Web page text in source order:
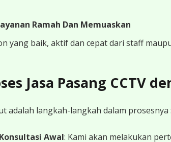
Ramah Dan Memuaskan
yang baik, aktif dan cepat dari staff
Jasa Pasang CCTV
adalah langkah-langkah dalam prosesnya :
Konsultasi Awal: Kami akan melakukan